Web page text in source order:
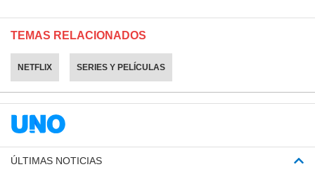
TEMAS RELACIONADOS
NETFLIX SERIES Y PELÍCULAS
ÚLTIMAS NOTICIAS